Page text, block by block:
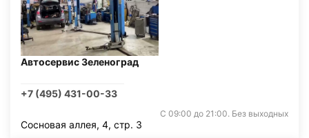
Автосервис Зеленоград
+7 (495) 431-00-33
С 09:00 до 21:00. Без выходных
Сосновая аллея, 4, стр. 3